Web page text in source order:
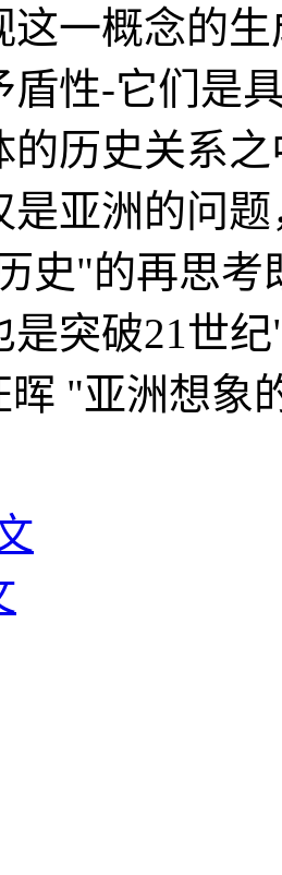
这一概念的
盾性-它们是
的历史关系
是亚洲的问
史"的再思考
是突破21世
晖 "亚洲想象